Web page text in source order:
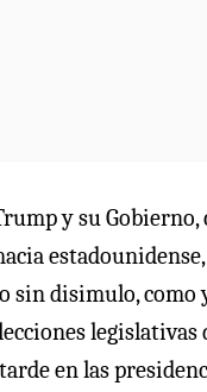
y su
estadounidense,
sin disimulo, como
en las